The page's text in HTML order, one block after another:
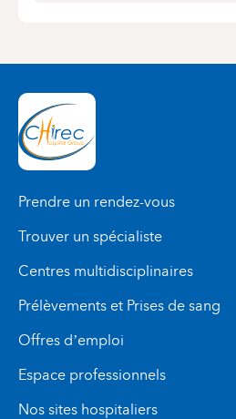
Prendre un rendez-vous
Trouver un spécialiste
Centres multidisciplinaires
Prélèvements et Prises de sang
Offres d’emploi
Espace professionnels
Nos sites hospitaliers